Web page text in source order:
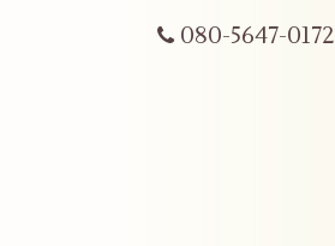
080-5647-0172